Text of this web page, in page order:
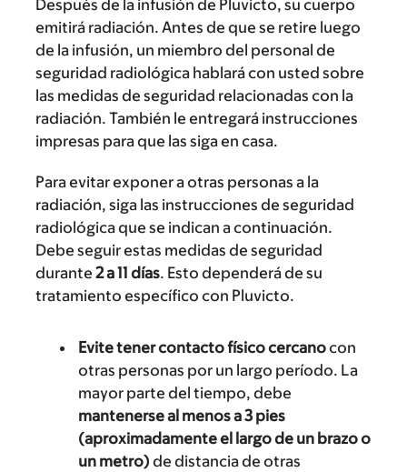
Después de la infusión de Pluvicto, su cuerpo
emitirá radiación. Antes de que se retire luego
de la infusión, un miembro del personal de
seguridad radiológica hablará con usted sobre
las medidas de seguridad relacionadas con la
radiación. También le entregará instrucciones
impresas para que las siga en casa.
Para evitar exponer a otras personas a la
radiación, siga las instrucciones de seguridad
radiológica que se indican a continuación.
Debe seguir estas medidas de seguridad
durante 2 a 11 días. Esto dependerá de su
tratamiento específico con Pluvicto.
Evite tener contacto físico cercanocon
otras personas por un largo período. La
mayor parte del tiempo, debe
mantenerse al menos a 3 pies
(aproximadamente el largo de un brazo o
un metro) de distancia de otras